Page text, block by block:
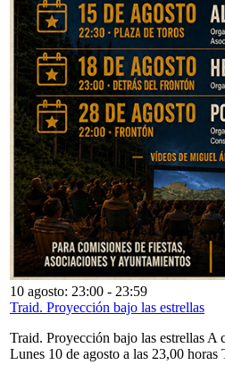
10 agosto: 23:00 - 23:59
Traid. Proyección bajo las estrellas
Traid. Proyección bajo las estrellas
Lunes 10 de agosto a las 23,00 horas